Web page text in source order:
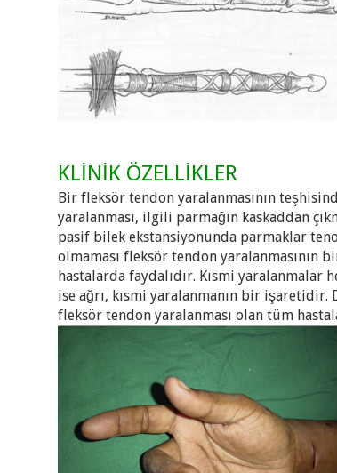
KLİNİK ÖZELLİKLER
Bir fleksör tendon yaralanmasının
yaralanması, ilgili parmağın kaskaddan
pasif bilek ekstansiyonunda parmaklar
olmaması fleksör tendon
hastalarda faydalıdır. Kısmi
ise ağrı, kısmi yaralanmanın bir
fleksör tendon yaralanması olan tüm